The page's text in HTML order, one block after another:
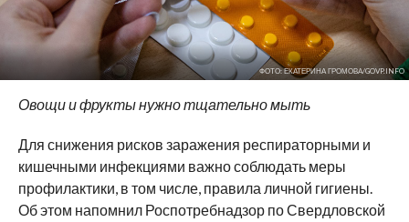
ФОТО: ЕКАТЕРИНА ГРОМОВА/GOVP.INFO
Овощи и фрукты нужно тщательно мыть
Для снижения рисков заражения респираторными и
кишечными инфекциями важно соблюдать меры
профилактики, в том числе, правила личной гигиены.
Об этом напомнил Роспотребнадзор по Свердловской